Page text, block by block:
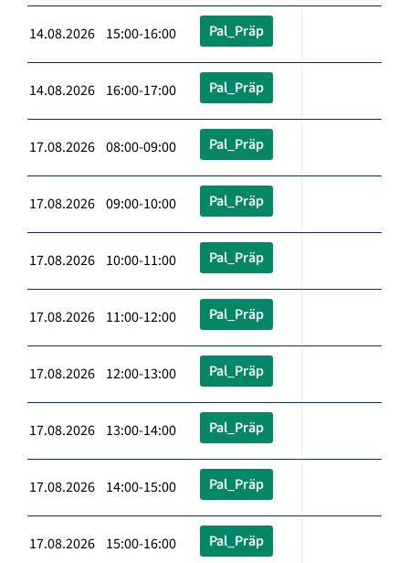
14.08.2026 15:00-16:00 Pal_Präp
14.08.2026 16:00-17:00 Pal_Präp
17.08.2026 08:00-09:00 Pal_Präp
17.08.2026 09:00-10:00 Pal_Präp
17.08.2026 10:00-11:00 Pal_Präp
17.08.2026 11:00-12:00 Pal_Präp
17.08.2026 12:00-13:00 Pal_Präp
17.08.2026 13:00-14:00 Pal_Präp
17.08.2026 14:00-15:00 Pal_Präp
17.08.2026 15:00-16:00 Pal_Präp